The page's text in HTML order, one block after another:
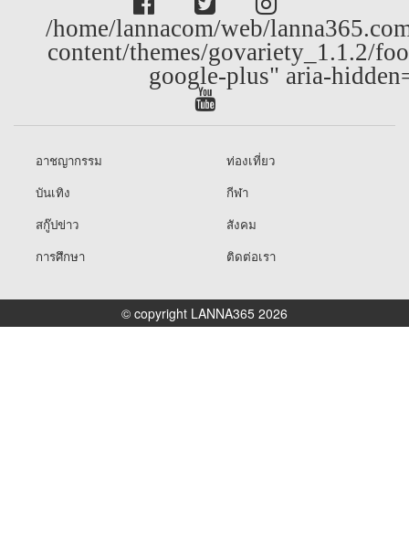
/home/lannacom/web/
content/themes/govariety_1.1.2/
google-plus" aria-
อาชญากรรม
ท่องเที่ยว
บันเทิง
กีฬา
สกู๊ปข่าว
สังคม
การศึกษา
ติดต่อเรา
© copyright LANNA365 2026